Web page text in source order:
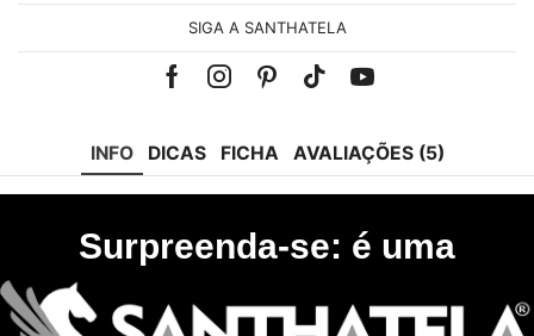
SIGA A SANTHATELA
FacebookInstagramPinterest
Tik-Youtube
INFO DICAS FICHA AVALIAÇÕES (5)
Surpreenda-se: é uma